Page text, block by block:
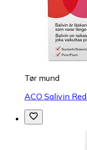
Tør mund
ACO Salivin